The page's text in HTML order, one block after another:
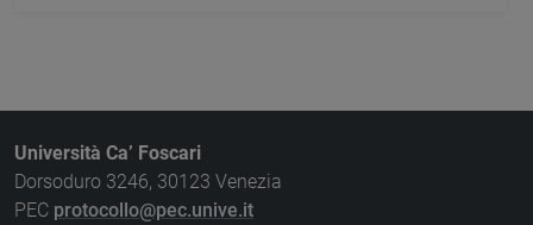
Università Ca’ Foscari
Dorsoduro 3246, 30123 Venezia
PEC protocollo@pec.unive.it